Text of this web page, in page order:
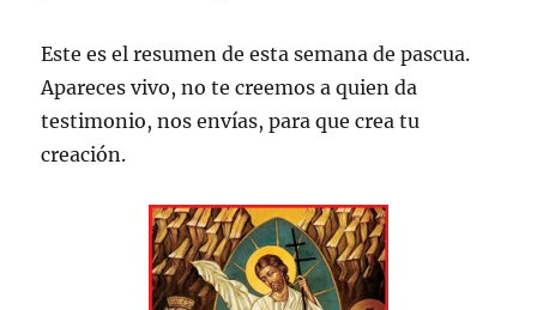
Este es el resumen de esta semana de pascua.
Apareces vivo, no te creemos a quien da
testimonio, nos envías, para que crea tu
creación.